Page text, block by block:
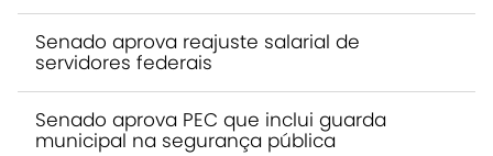
Senado aprova reajuste salarial de
servidores federais
Senado aprova PEC que inclui guarda
municipal na segurança pública